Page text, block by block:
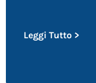
Leggi Tutto >